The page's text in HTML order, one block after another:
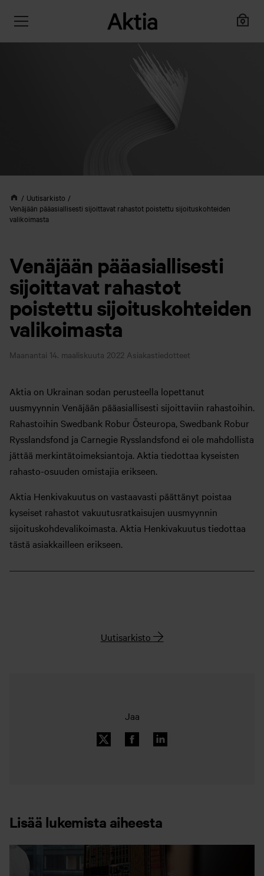
Uutisarkisto
Venäjään pääasiallisesti sijoittavat rahastot poistettu sijoituskohteiden
valikoimasta
Venäjään pääasiallisesti
sijoittavat rahastot
poistettu sijoituskohteiden
valikoimasta
Maanantai 14. maaliskuuta 2022 Asiakastiedotteet
Aktia on Ukrainan sodan perusteella lopettanut
uusmyynnin Venäjään pääasiallisesti sijoittaviin rahastoihin.
Rahastoihin Swedbank Robur Östeuropa, Swedbank Robur
Rysslandsfond ja Carnegie Rysslandsfond ei ole mahdollista
jättää merkintätoimeksiantoja. Aktia tiedottaa kyseisten
rahasto-osuuden omistajia erikseen.
Aktia Henkivakuutus on vastaavasti päättänyt poistaa
kyseiset rahastot vakuutusratkaisujen uusmyynnin
sijoituskohdevalikoimasta. Aktia Henkivakuutus tiedottaa
tästä asiakkailleen erikseen.
Uutisarkisto
Jaa
Lisää lukemista aiheesta